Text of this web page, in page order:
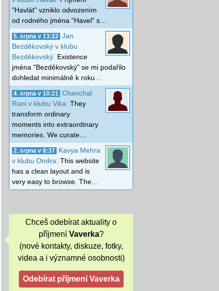
"Havlát" vzniklo odvozením
od rodného jména "Havel" s…
5. srpna v 13:22
Jan
Bezděkovský v klubu
Bezděkovský: Existence
jména "Bezděkovský" se mi podařilo
dohledat minimálně k roku…
4. srpna v 10:21
Chanchal
Rani v klubu Vika: They
transform ordinary
moments into extraordinary
memories. We curate…
2. srpna v 8:37
Kavya Mehra
v klubu Ondra: This website
has a clean layout and is
very easy to browse. The…
Chceš odebírat aktuality o
příjmení Vaverka?
(nové kontakty, diskuze, fotky,
videa a i významné osobnosti)